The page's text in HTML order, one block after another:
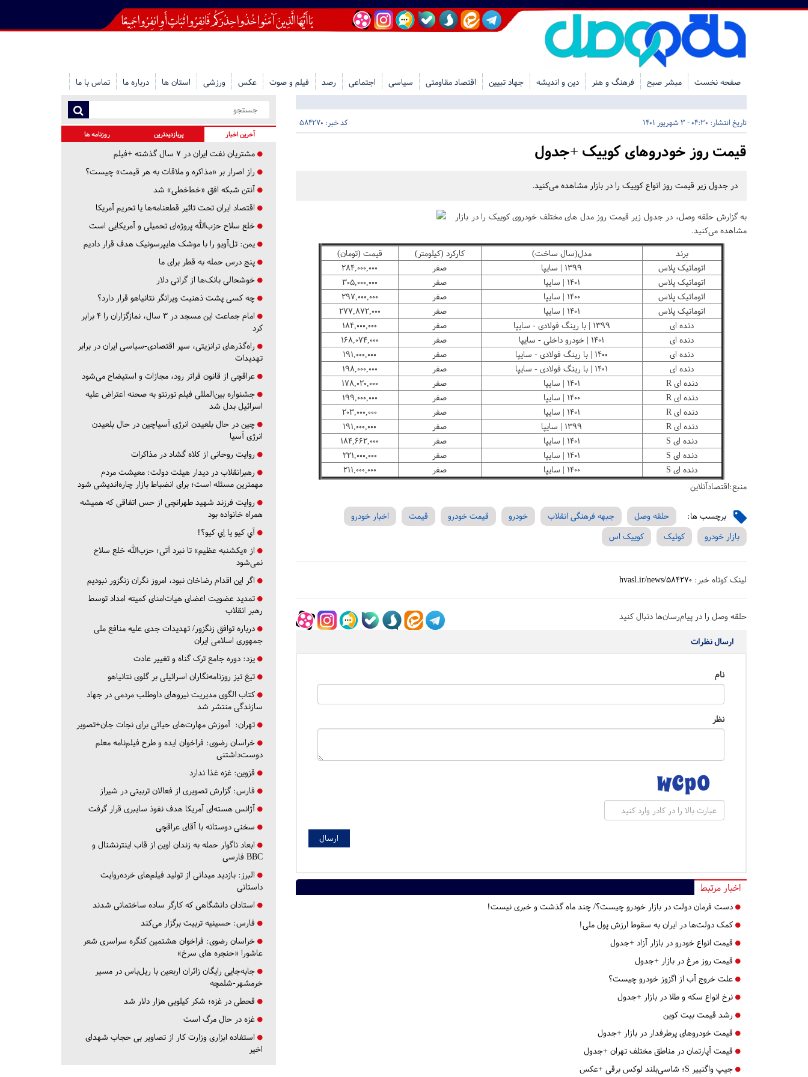
صفحه نخست مبشر صبح فرهنگ و هنر دین و اندیشه جهاد تبیین اقتصاد مقاومتی سیاسی اجتماعی رصد فیلم و صوت عکس ورزشی استان ها درباره ما تماس با ما
تاریخ انتشار: 04:30 - 3 شهریور 1401 کد خبر: 584270
قیمت روز خودروهای کوییک +جدول
در جدول زیر قیمت روز انواع کوییک را در بازار مشاهده می‌کنید.
به گزارش حلقه وصل، در جدول زیر قیمت روز مدل های مختلف خودروی کوییک را در بازار
مشاهده می‌کنید.
برند
مدل(سال ساخت) کارکرد (کیلومتر)
قیمت (تومان)
اتوماتیک پلاس
۱۳۹۹ | سایپا صفر
۲۸۴,۰۰۰,۰۰۰
اتوماتیک پلاس
۱۴۰۱ | سایپا صفر
۳۰۵,۰۰۰,۰۰۰
اتوماتیک پلاس
۱۴۰۰ | سایپا صفر
۲۹۷,۰۰۰,۰۰۰
اتوماتیک پلاس
۱۴۰۱ | سایپا صفر
۲۷۷,۸۷۲,۰۰۰
دنده ای
۱۳۹۹ | با رینگ فولادی - سایپا صفر
۱۸۴,۰۰۰,۰۰۰
دنده ای
۱۴۰۱ | خودرو داخلی - سایپا صفر
۱۶۸,۰۷۴,۰۰۰
دنده ای
۱۴۰۰ | با رینگ فولادی - سایپا صفر
۱۹۱,۰۰۰,۰۰۰
دنده ای
۱۴۰۱ | با رینگ فولادی - سایپا صفر
۱۹۸,۰۰۰,۰۰۰
دنده ای R
۱۴۰۱ | سایپا صفر
۱۷۸,۰۲۰,۰۰۰
دنده ای R
۱۴۰۰ | سایپا صفر
۱۹۹,۰۰۰,۰۰۰
دنده ای R
۱۴۰۱ | سایپا صفر
۲۰۳,۰۰۰,۰۰۰
دنده ای R
۱۳۹۹ | سایپا صفر
۱۹۱,۰۰۰,۰۰۰
دنده ای S
۱۴۰۱ | سایپا صفر
۱۸۴,۶۶۲,۰۰۰
دنده ای S
۱۴۰۱ | سایپا صفر
۲۲۱,۰۰۰,۰۰۰
دنده ای S
۱۴۰۰ | سایپا صفر
۲۱۱,۰۰۰,۰۰۰
منبع:اقتصادآنلاین
برچسب ها: حلقه وصل جبهه فرهنگی انقلاب خودرو قیمت خودرو قیمت
اخبار خودرو
بازار خودرو
کوئیک کوییک اس
لینک کوتاه خبر: hvasl.ir/news/584270
حلقه وصل را در پیام‌رسان‌ها دنبال کنید
ارسال نظرات
نام
نظر
اخبار مرتبط
دست فرمان دولت در بازار خودرو چیست؟/ چند ماه گذشت و خبری نیست!
کمک دولت‌ها در ایران به سقوط ارزش پول ملی!
قیمت انواع خودرو در بازار آزاد +جدول
قیمت روز مرغ در بازار +جدول
علت خروج آب از اگزوز خودرو چیست؟
نرخ انواع سکه و طلا در بازار +جدول
رشد قیمت بیت کوین
قیمت خودروهای پرطرفدار در بازار +جدول
قیمت آپارتمان در مناطق مختلف تهران +جدول
جیپ واگنییر S؛ شاسی‌بلند لوکس برقی +عکس
آخرین اخبار پربازدیدترین روزنامه ها
مشتریان نفت ایران در ۷ سال گذشته +فیلم
راز اصرار بر «مذاکره و ملاقات به هر قیمت» چیست؟
آنتن شبکه افق «خط‌خطی» شد
اقتصاد ایران تحت تاثیر قطعنامه‌ها یا تحریم‌ آمریکا
خلع سلاح حزب‌الله پروژه‌ای تحمیلی و آمریکایی است
یمن: تل‌آویو را با موشک هایپرسونیک هدف قرار دادیم
پنج درس‌ حمله به قطر برای ما
خوشحالی بانک‌ها از گرانی دلار
چه کسی پشت ذهنیت ویرانگر نتانیاهو قرار دارد؟
امام جماعت این مسجد در ۳ سال، نمازگزاران را ۴ برابر
کرد
راه‌گذرهای ترانزیتی، سپر اقتصادی-سیاسی ایران در برابر
تهدیدات
عراقچی از قانون فراتر رود، مجازات و استیضاح می‌شود
جشنواره بین‌المللی فیلم تورنتو به صحنه اعتراض علیه
اسرائیل بدل شد
چین در حال بلعیدن انرژی آسیاچین در حال بلعیدن
انرژی آسیا
روایت روحانی از کلاه گشاد در مذاکرات
رهبرانقلاب در دیدار هیئت دولت: معیشت مردم
مهمترین مسئله است؛ برای انضباط بازار چاره‌اندیشی شود
روایت فرزند شهید طهرانچی از حس اتفاقی که همیشه
همراه خانواده بود
آي كيو يا اِي كيو؟!
از «یکشنبه عظیم» تا نبرد آتی؛ حزب‌الله خلع سلاح
نمی‌شود
اگر این اقدام رضاخان نبود، امروز نگران زنگزور نبودیم
تمدید عضویت اعضای هیات‌امنای کمیته امداد توسط
رهبر انقلاب
درباره توافق زنگزور/ تهدیدات جدی علیه منافع ملی
جمهوری اسلامی ایران
یزد: دوره جامع ترک گناه و تغییر عادت
تیغ تیز روزنامه‌نگاران اسرائیلی بر گلوی نتانیاهو
کتاب الگوی مدیریت نیروهای داوطلب مردمی در جهاد
سازندگی منتشر شد
تهران: آموزش مهارت‌های حیاتی برای نجات جان+تصویر
خراسان رضوی: فراخوان ایده و طرح فیلم‌نامه معلم
دوست‌داشتنی
قزوین: غزه غذا ندارد
فارس: گزارش تصویری از فعالان تربیتی در شیراز
آژانس هسته‌ای آمریکا هدف نفوذ سایبری قرار گرفت
سخنی دوستانه با آقای عراقچی
ابعاد ناگوار حمله به زندان اوین از قاب اینترنشنال و
BBC فارسی
البرز: بازدید میدانی از تولید فیلم‌های خرده‌روایت
داستانی
استادان دانشگاهی که کارگر ساده ساختمانی شدند
فارس: حسینیه تربیت برگزار می‌کند
خراسان رضوی: فراخوان هشتمین کنگره سراسری شعر
عاشورا «حنجره های سرخ»
جابه‌جایی رایگان زائران اربعین با ریل‌باس در مسیر
خرمشهر-شلمچه
قحطی در غزه؛ شکر کیلویی هزار دلار شد
غزه در حال مرگ است
استفاده ابزاری وزارت کار از تصاویر بی حجاب شهدای
اخیر